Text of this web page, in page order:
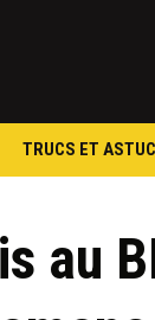
TRUCS ET
au